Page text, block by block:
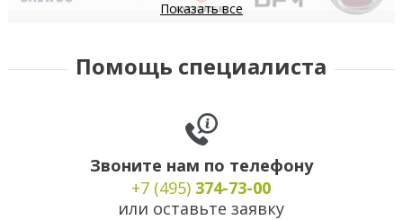
Показать все
Помощь специалиста
Звоните нам по телефону
+7 (495) 374-73-00
или оставьте заявку